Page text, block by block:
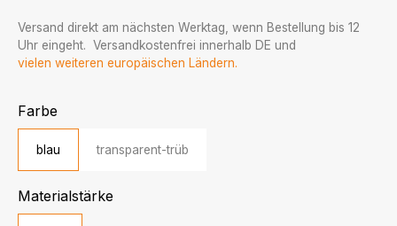
Versand direkt am nächsten Werktag, wenn Bestellung bis 12
Uhr eingeht. Versandkostenfrei innerhalb DE und
vielen weiteren europäischen Ländern.
Farbeauswählen
blau transparent-trüb
Materialstärkeauswählen